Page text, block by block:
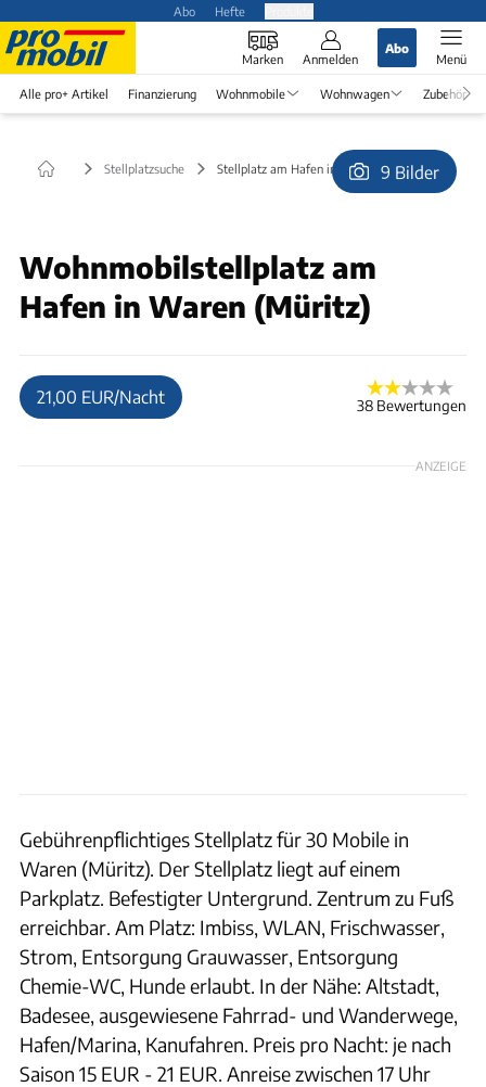
Abo Hefte
Marken Anmelden
Abo
Menü
Alle pro+ Artikel Finanzierung Wohnmobile Wohnwagen Zubehör
Stellplatzsuche Stellplatz am Hafen in Waren (Müritz)
9 Bilder
Wohnmobilstellplatz am
Hafen in Waren (Müritz)
21,00 EUR/Nacht 38 Bewertungen
ANZEIGE
Gebührenpflichtiges Stellplatz für 30 Mobile in
Waren (Müritz). Der Stellplatz liegt auf einem
Parkplatz. Befestigter Untergrund. Zentrum zu Fuß
erreichbar. Am Platz: Imbiss, WLAN, Frischwasser,
Strom, Entsorgung Grauwasser, Entsorgung
Chemie-WC, Hunde erlaubt. In der Nähe: Altstadt,
Badesee, ausgewiesene Fahrrad- und Wanderwege,
Hafen/Marina, Kanufahren. Preis pro Nacht: je nach
Saison 15 EUR - 21 EUR. Anreise zwischen 17 Uhr